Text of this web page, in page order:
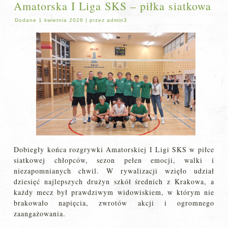
Amatorska I Liga SKS – piłka siatkowa
Dodane 1 kwietnia 2026 |przez admin3
Dobiegły końca rozgrywki Amatorskiej I Ligi SKS w piłce
siatkowej chłopców, sezon pełen emocji, walki i
niezapomnianych chwil. W rywalizacji wzięło udział
dziesięć najlepszych drużyn szkół średnich z Krakowa, a
każdy mecz był prawdziwym widowiskiem, w którym nie
brakowało napięcia, zwrotów akcji i ogromnego
zaangażowania.